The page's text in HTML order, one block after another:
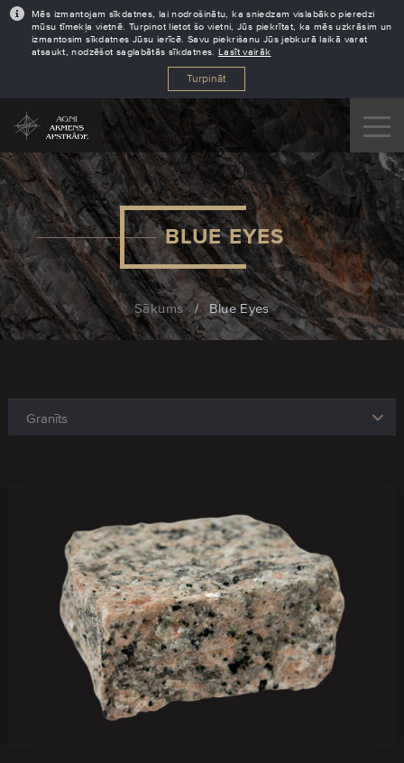
Mēs izmantojam sīkdatnes, lai nodrošinātu, ka sniedzam vislabāko pieredzi
mūsu tīmekļa vietnē. Turpinot lietot šo vietni, Jūs piekrītat, ka mēs uzkrāsim un
izmantosim sīkdatnes Jūsu ierīcē. Savu piekrišanu Jūs jebkurā laikā varat
atsaukt, nodzēšot saglabātās sīkdatnes. Lasīt vairāk
Turpināt
BLUE EYES
Sākums / Blue Eyes